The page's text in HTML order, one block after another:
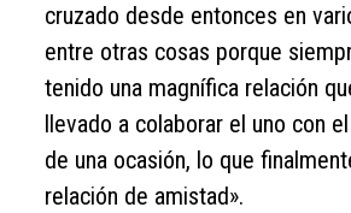
cruzado desde entonces en
entre otras cosas porque
tenido una magnífica relación
llevado a colaborar el uno con
de una ocasión, lo que
relación de amistad».